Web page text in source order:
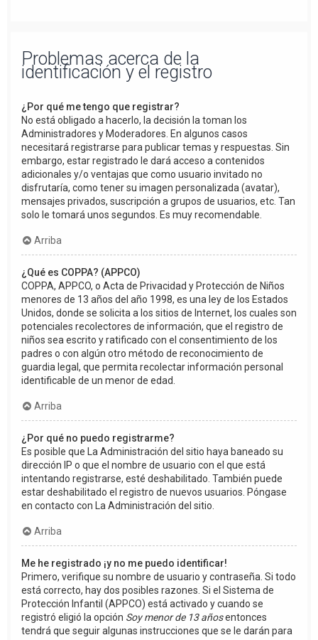
Problemas acerca de la
identificación y el registro
¿Por qué me tengo que registrar?
No está obligado a hacerlo, la decisión la toman los
Administradores y Moderadores. En algunos casos
necesitará registrarse para publicar temas y respuestas. Sin
embargo, estar registrado le dará acceso a contenidos
adicionales y/o ventajas que como usuario invitado no
disfrutaría, como tener su imagen personalizada (avatar),
mensajes privados, suscripción a grupos de usuarios, etc. Tan
solo le tomará unos segundos. Es muy recomendable.
Arriba
¿Qué es COPPA? (APPCO)
COPPA, APPCO, o Acta de Privacidad y Protección de Niños
menores de 13 años del año 1998, es una ley de los Estados
Unidos, donde se solicita a los sitios de Internet, los cuales son
potenciales recolectores de información, que el registro de
niños sea escrito y ratificado con el consentimiento de los
padres o con algún otro método de reconocimiento de
guardia legal, que permita recolectar información personal
identificable de un menor de edad.
Arriba
¿Por qué no puedo registrarme?
Es posible que La Administración del sitio haya baneado su
dirección IP o que el nombre de usuario con el que está
intentando registrarse, esté deshabilitado. También puede
estar deshabilitado el registro de nuevos usuarios. Póngase
en contacto con La Administración del sitio.
Arriba
Me he registrado ¡y no me puedo identificar!
Primero, verifique su nombre de usuario y contraseña. Si todo
está correcto, hay dos posibles razones. Si el Sistema de
Protección Infantil (APPCO) está activado y cuando se
registró eligió la opción Soy menor de 13 añosentonces
tendrá que seguir algunas instrucciones que se le darán para